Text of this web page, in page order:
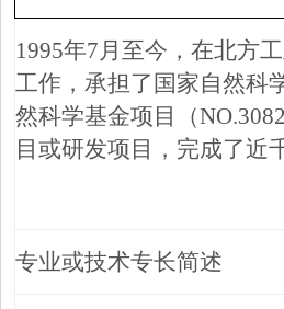
1995年7月至今，在北方
工作，承担了国家自然科
然科学基金项目（
目或研发项目，完成了近
专业或技术专长简述